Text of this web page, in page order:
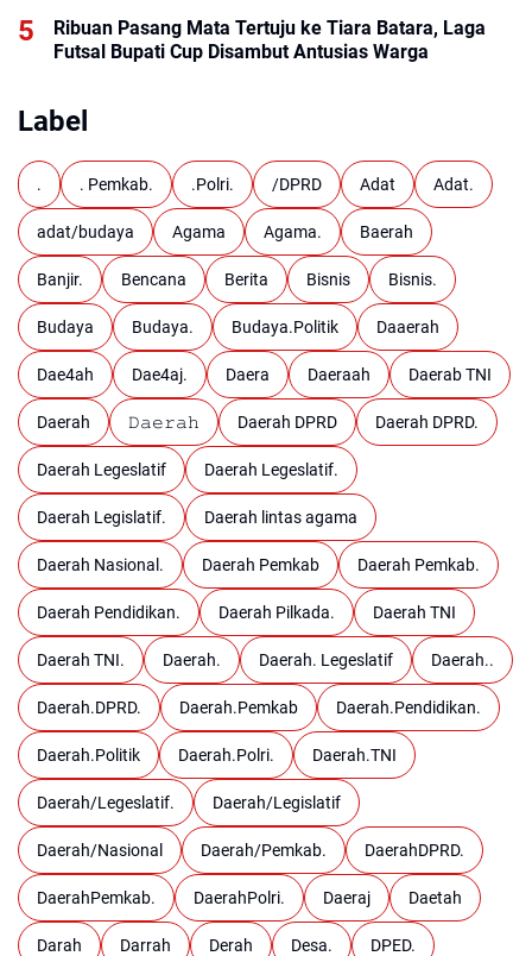
Ribuan Pasang Mata Tertuju ke Tiara Batara, Laga
Futsal Bupati Cup Disambut Antusias Warga
Label
. . Pemkab. .Polri. /DPRD Adat Adat.
adat/budaya Agama Agama. Baerah
Banjir. Bencana Berita Bisnis Bisnis.
Budaya Budaya. Budaya.Politik Daaerah
Dae4ah Dae4aj. Daera Daeraah Daerab TNI
Daerah 𝙳𝚊𝚎𝚛𝚊𝚑 Daerah DPRD Daerah DPRD.
Daerah Legeslatif Daerah Legeslatif.
Daerah Legislatif. Daerah lintas agama
Daerah Nasional. Daerah Pemkab Daerah Pemkab.
Daerah Pendidikan. Daerah Pilkada. Daerah TNI
Daerah TNI. Daerah. Daerah. Legeslatif Daerah..
Daerah.DPRD. Daerah.Pemkab Daerah.Pendidikan.
Daerah.Politik Daerah.Polri. Daerah.TNI
Daerah/Legeslatif. Daerah/Legislatif
Daerah/Nasional Daerah/Pemkab. DaerahDPRD.
DaerahPemkab. DaerahPolri. Daeraj Daetah
Darah Darrah Derah Desa. DPED.